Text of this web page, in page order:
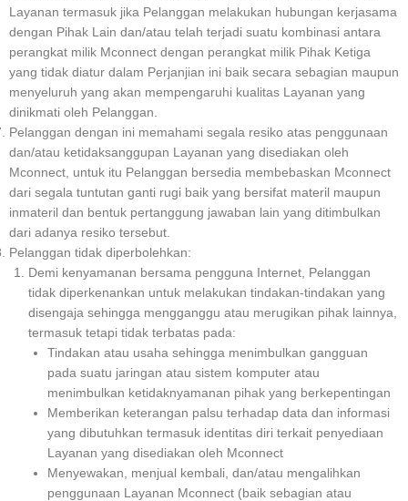
Layanan termasuk jika Pelanggan melakukan hubungan kerjasama
dengan Pihak Lain dan/atau telah terjadi suatu kombinasi antara
perangkat milik Mconnect dengan perangkat milik Pihak Ketiga
yang tidak diatur dalam Perjanjian ini baik secara sebagian maupun
menyeluruh yang akan mempengaruhi kualitas Layanan yang
dinikmati oleh Pelanggan.
Pelanggan dengan ini memahami segala resiko atas penggunaan
dan/atau ketidaksanggupan Layanan yang disediakan oleh
Mconnect, untuk itu Pelanggan bersedia membebaskan Mconnect
dari segala tuntutan ganti rugi baik yang bersifat materil maupun
inmateril dan bentuk pertanggung jawaban lain yang ditimbulkan
dari adanya resiko tersebut.
Pelanggan tidak diperbolehkan:
Demi kenyamanan bersama pengguna Internet, Pelanggan
tidak diperkenankan untuk melakukan tindakan-tindakan yang
disengaja sehingga mengganggu atau merugikan pihak lainnya,
termasuk tetapi tidak terbatas pada:
Tindakan atau usaha sehingga menimbulkan gangguan
pada suatu jaringan atau sistem komputer atau
menimbulkan ketidaknyamanan pihak yang berkepentingan
Memberikan keterangan palsu terhadap data dan informasi
yang dibutuhkan termasuk identitas diri terkait penyediaan
Layanan yang disediakan oleh Mconnect
Menyewakan, menjual kembali, dan/atau mengalihkan
penggunaan Layanan Mconnect (baik sebagian atau